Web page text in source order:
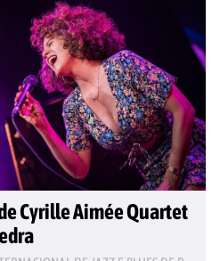
Cyrille Aimée Quartet